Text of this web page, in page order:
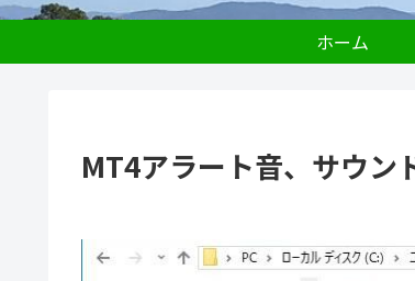
ホーム
MT4アラート音、サウン